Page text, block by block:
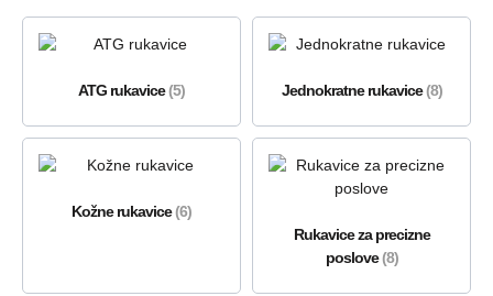
ATG rukavice(5) Jednokratne rukavice(8)
Kožne rukavice(6)
Rukavice za precizne
poslove(8)